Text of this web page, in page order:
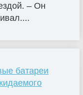
– Он
батареи